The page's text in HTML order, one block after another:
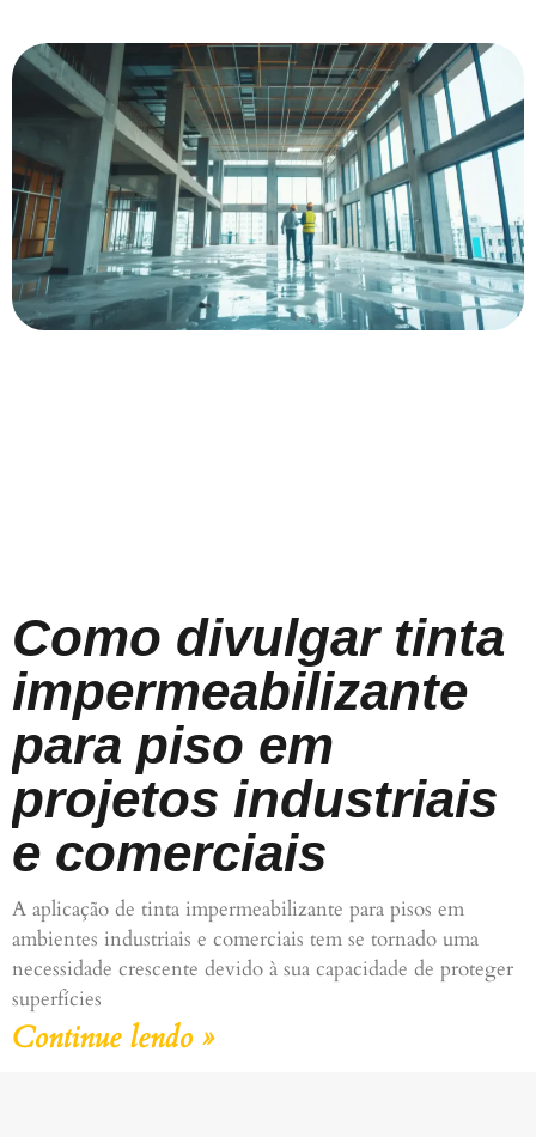
Como divulgar tinta
impermeabilizante
para piso em
projetos industriais
e comerciais
A aplicação de tinta impermeabilizante para pisos em
ambientes industriais e comerciais tem se tornado uma
necessidade crescente devido à sua capacidade de proteger
superfícies
Continue lendo »